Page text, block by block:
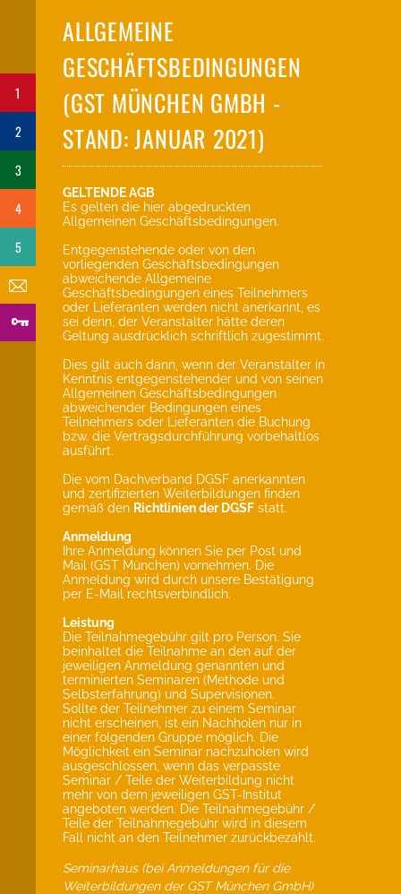
1
2
3
4
5
ALLGEMEINE
GESCHÄFTSBEDINGUNGEN
(GST MÜNCHEN GMBH -
STAND: JANUAR 2021)
GELTENDE AGB
Es gelten die hier abgedruckten
Allgemeinen Geschäftsbedingungen.
Entgegenstehende oder von den
vorliegenden Geschäftsbedingungen
abweichende Allgemeine
Geschäftsbedingungen eines Teilnehmers
oder Lieferanten werden nicht anerkannt, es
sei denn, der Veranstalter hätte deren
Geltung ausdrücklich schriftlich zugestimmt.
Dies gilt auch dann, wenn der Veranstalter in
Kenntnis entgegenstehender und von seinen
Allgemeinen Geschäftsbedingungen
abweichender Bedingungen eines
Teilnehmers oder Lieferanten die Buchung
bzw. die Vertragsdurchführung vorbehaltlos
ausführt.
Die vom Dachverband DGSF anerkannten
und zertifizierten Weiterbildungen finden
gemäß den Richtlinien der DGSF statt.
Anmeldung
Ihre Anmeldung können Sie per Post und
Mail (GST München) vornehmen. Die
Anmeldung wird durch unsere Bestätigung
per E-Mail rechtsverbindlich.
Leistung
Die Teilnahmegebühr gilt pro Person. Sie
beinhaltet die Teilnahme an den auf der
jeweiligen Anmeldung genannten und
terminierten Seminaren (Methode und
Selbsterfahrung) und Supervisionen.
Sollte der Teilnehmer zu einem Seminar
nicht erscheinen, ist ein Nachholen nur in
einer folgenden Gruppe möglich. Die
Möglichkeit ein Seminar nachzuholen wird
ausgeschlossen, wenn das verpasste
Seminar / Teile der Weiterbildung nicht
mehr von dem jeweiligen GST-Institut
angeboten werden. Die Teilnahmegebühr /
Teile der Teilnahmegebühr wird in diesem
Fall nicht an den Teilnehmer zurückbezahlt.
Seminarhaus (bei Anmeldungen für die
Weiterbildungen der GST München GmbH)